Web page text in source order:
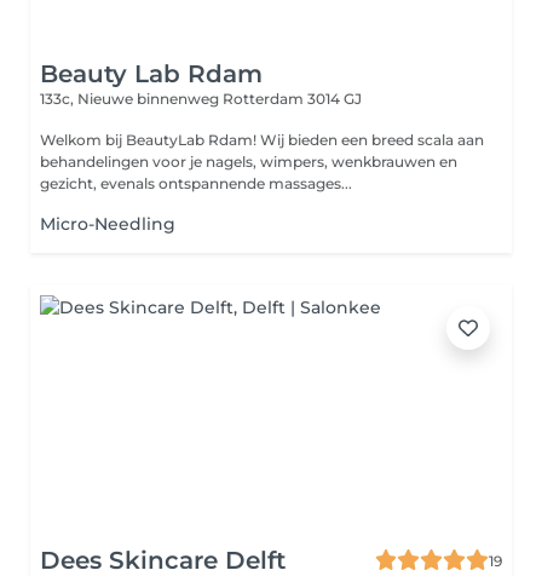
Beauty Lab Rdam
133c, Nieuwe binnenweg Rotterdam 3014 GJ
Welkom bij BeautyLab Rdam! Wij bieden een breed scala aan
behandelingen voor je nagels, wimpers, wenkbrauwen en
gezicht, evenals ontspannende massages...
Micro-Needling
Dees Skincare Delft
19